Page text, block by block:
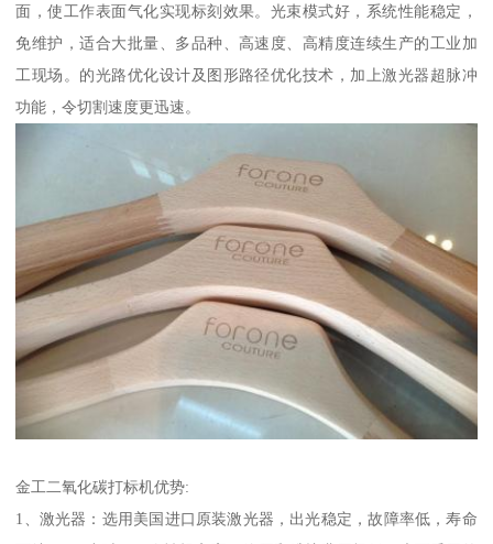
面，使工作表面气化实现标刻效果。光束模式好，系统性能稳定，
免维护，适合大批量、多品种、高速度、高精度连续生产的工业加
工现场。的光路优化设计及图形路径优化技术，加上激光器超脉冲
功能，令切割速度更迅速。
金工二氧化碳打标机优势:
1、激光器：选用美国进口原装激光器，出光稳定，故障率低，寿命